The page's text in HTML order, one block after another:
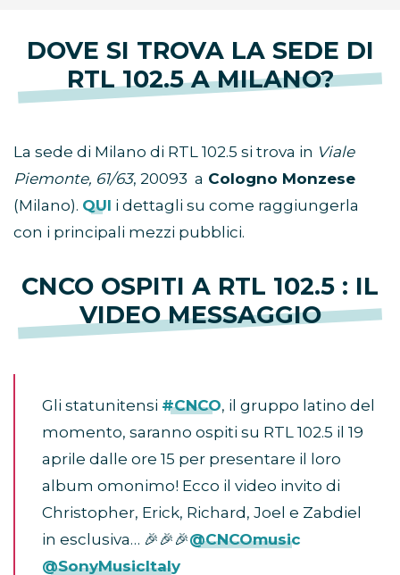
DOVE SI TROVA LA SEDE DI
RTL 102.5 A MILANO?
La sede di Milano di RTL 102.5 si trova in Viale
Piemonte, 61/63, 20093 a Cologno Monzese
(Milano). QUI i dettagli su come raggiungerla
con i principali mezzi pubblici.
CNCO OSPITI A RTL 102.5 : IL
VIDEO MESSAGGIO
Gli statunitensi #CNCO, il gruppo latino del
momento, saranno ospiti su RTL 102.5 il 19
aprile dalle ore 15 per presentare il loro
album omonimo! Ecco il video invito di
Christopher, Erick, Richard, Joel e Zabdiel
in esclusiva… 🎉🎉🎉@CNCOmusic
@SonyMusicItaly